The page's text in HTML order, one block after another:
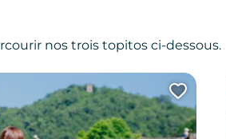
nos trois topitos ci-dessous.
au carnet de